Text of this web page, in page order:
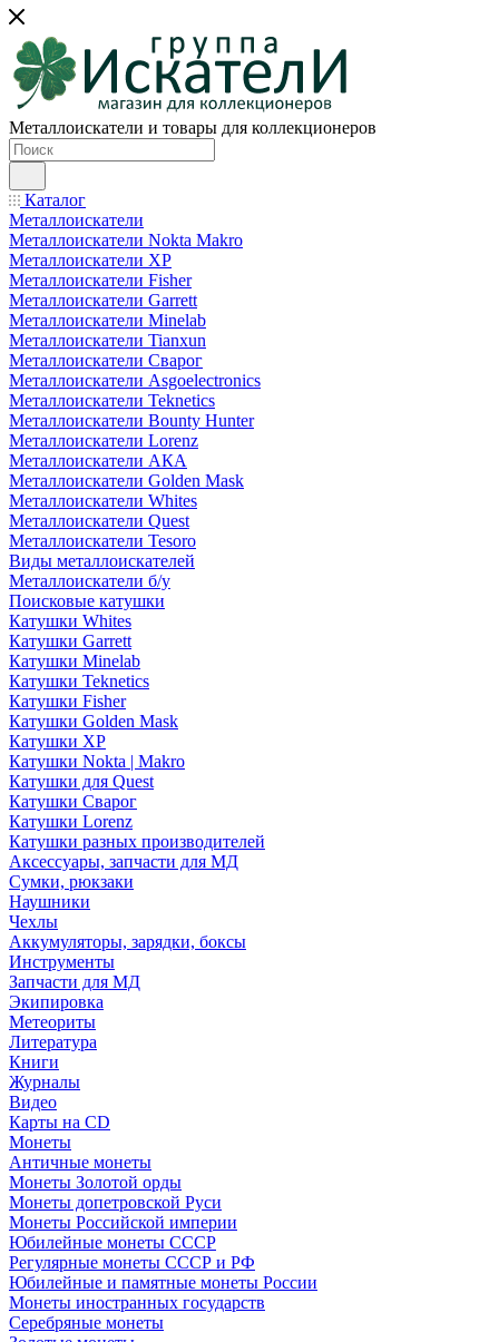
Металлоискатели и товары для коллекционеров
Каталог
Металлоискатели
Металлоискатели Nokta Makro
Металлоискатели XP
Металлоискатели Fisher
Металлоискатели Garrett
Металлоискатели Minelab
Металлоискатели Tianxun
Металлоискатели Сварог
Металлоискатели Asgoelectronics
Металлоискатели Teknetics
Металлоискатели Bounty Hunter
Металлоискатели Lorenz
Металлоискатели АКА
Металлоискатели Golden Mask
Металлоискатели Whites
Металлоискатели Quest
Металлоискатели Tesoro
Виды металлоискателей
Металлоискатели б/у
Поисковые катушки
Катушки Whites
Катушки Garrett
Катушки Minelab
Катушки Teknetics
Катушки Fisher
Катушки Golden Mask
Катушки XP
Катушки Nokta | Makro
Катушки для Quest
Катушки Сварог
Катушки Lorenz
Катушки разных производителей
Аксессуары, запчасти для МД
Сумки, рюкзаки
Наушники
Чехлы
Аккумуляторы, зарядки, боксы
Инструменты
Запчасти для МД
Экипировка
Метеориты
Литература
Книги
Журналы
Видео
Карты на CD
Монеты
Античные монеты
Монеты Золотой орды
Монеты допетровской Руси
Монеты Российской империи
Юбилейные монеты СССР
Регулярные монеты СССР и РФ
Юбилейные и памятные монеты России
Монеты иностранных государств
Серебряные монеты